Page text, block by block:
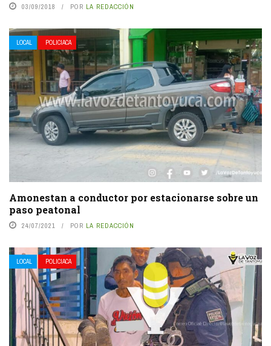
03/09/2018 POR LA REDACCIÓN
LOCAL POLICIACA
Amonestan a conductor por estacionarse sobre un
paso peatonal
24/07/2021 POR LA REDACCIÓN
LOCAL POLICIACA